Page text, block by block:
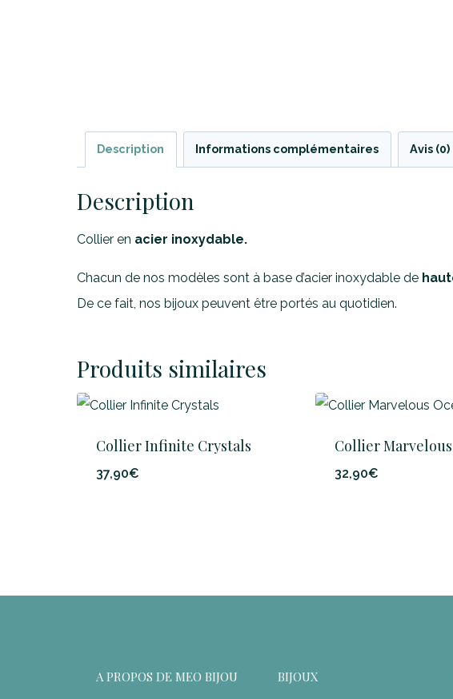
Description Informations complémentaires Avis (0)
Description
Collier en acier inoxydable.
Chacun de nos modèles sont à base d’acier inoxydable de
De ce fait, nos bijoux peuvent être portés au quotidien.
Produits similaires
Collier Infinite Crystals
37,90€
Collier
32,90€
A PROPOS DE MEO BIJOU BIJOUX